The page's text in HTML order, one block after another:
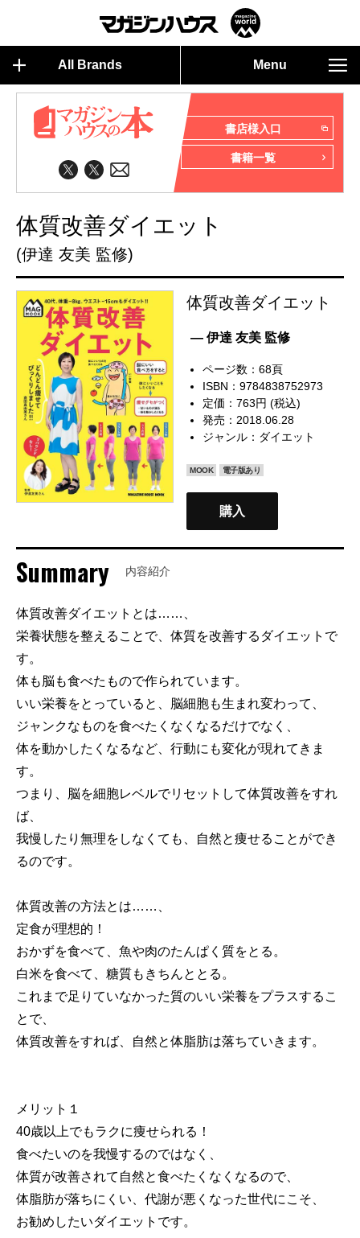
All Brands Menu
書店様入口
書籍一覧
体質改善ダイエット
(伊達 友美 監修)
体質改善ダイエット
— 伊達 友美 監修
ページ数：68頁
ISBN：9784838752973
定価：763円 (税込)
発売：2018.06.28
ジャンル： ダイエット
MOOK 電子版あり
購入
Summary 内容紹介
体質改善ダイエットとは……、
栄養状態を整えることで、体質を改善するダイエットで
す。
体も脳も食べたもので作られています。
いい栄養をとっていると、脳細胞も生まれ変わって、
ジャンクなものを食べたくなくなるだけでなく、
体を動かしたくなるなど、行動にも変化が現れてきま
す。
つまり、脳を細胞レベルでリセットして体質改善をすれ
ば、
我慢したり無理をしなくても、自然と痩せることができ
るのです。
体質改善の方法とは……、
定食が理想的！
おかずを食べて、魚や肉のたんぱく質をとる。
白米を食べて、糖質もきちんととる。
これまで足りていなかった質のいい栄養をプラスするこ
とで、
体質改善をすれば、自然と体脂肪は落ちていきます。
メリット１
40歳以上でもラクに痩せられる！
食べたいのを我慢するのではなく、
体質が改善されて自然と食べたくなくなるので、
体脂肪が落ちにくい、代謝が悪くなった世代にこそ、
お勧めしたいダイエットです。